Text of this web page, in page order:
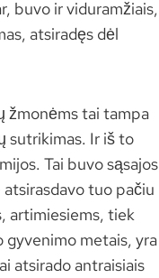
buvo ir viduramžiais,
atsiradęs dėl
žmonėms tai tampa
sutrikimas. Ir iš to
Tai buvo sąsajos
tuo pačiu
artimiesiems, tiek
gyvenimo metais, yra
atsirado antraisiais